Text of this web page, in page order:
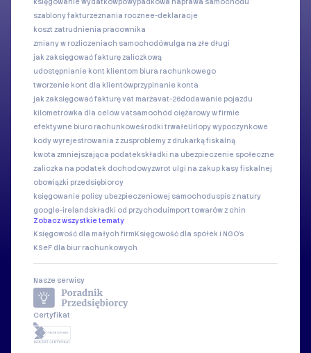
szablony fakturzeznania rocznee-deklaracje
koszt zatrudnienia pracownika
zmiany w rozliczeniach samochodówulga na złe długi
jak zaksięgować fakturę zaliczkową
udostępnianie kont klientom biura rachunkowego
tworzenie kont dla klientówprzypinanie konta
jak zaksięgować fakturę vat marżavat-26dodawanie pojazdu
kilometrówka dla celów vatsamochód ciężarowy w firmie
efektywne biuro rachunkoweśrodki trwałeUrlopy wypoczynkowe
kody wyrejestrowania z zusproblemy z drukarką fiskalną
kwota zmniejszająca podatekskładki na ubezpieczenie społeczne
zaliczka na podatek dochodowyzwrot ulgi na zakup kasy fiskalnej
obowiązki przedsiębiorcy
księgowanie polisy ubezpieczeniowej samochoduspis z natury
google-irelandskładki od przychoduimport towarów z chin
Zobacz wszystkie tematy
Księgowość dla małych firmKsięgowość dla spółek i NGO's
KSeF dla biur rachunkowych
Nasze serwisy
Certyfikat